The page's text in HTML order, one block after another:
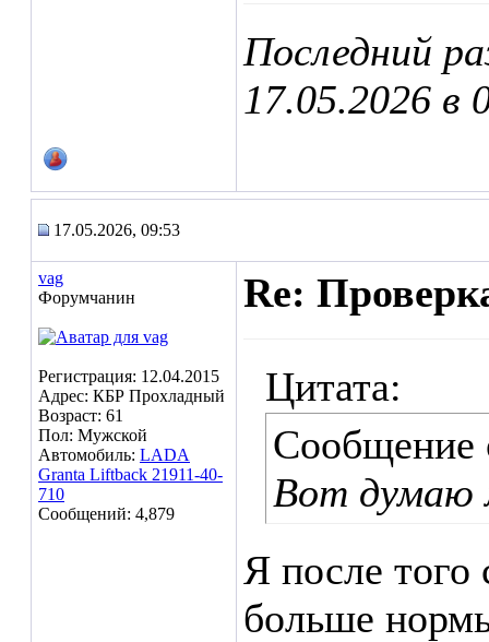
Последний
17.05.2026 в
17.05.2026, 09:53
vag
Форумчанин
Регистрация: 12.04.2015
Адрес: КБР Прохладный
Возраст: 61
Пол: Мужской
Автомобиль: LADA
Granta Liftback 21911-40-
710
Сообщений: 4,879
Re:
Цитата:
Сообщение
Вот думаю
Я после того
больше